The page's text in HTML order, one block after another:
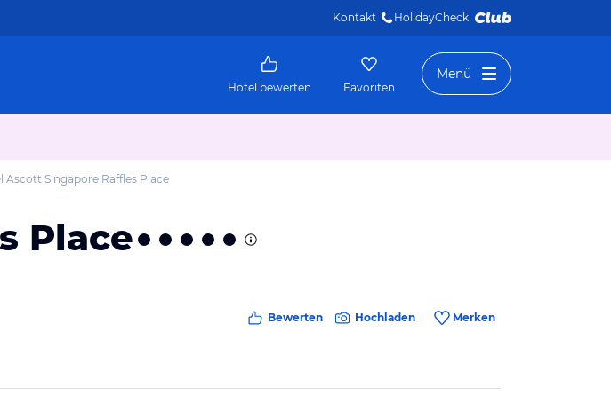
Kontakt HolidayCheck
Hotel bewerten Favoriten
Menü
Ascott Singapore Raffles Place
Place
Bewerten Hochladen Merken